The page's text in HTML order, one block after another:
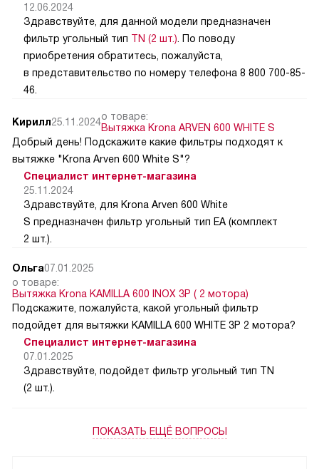
12.06.2024
Здравствуйте, для данной модели предназначен
фильтр угольный тип TN (2 шт.). По поводу
приобретения обратитесь, пожалуйста,
в представительство по номеру телефона 8 800 700-85-
46.
Кирилл25.11.2024о товаре:
Вытяжка Krona ARVEN 600 WHITE S
Добрый день! Подскажите какие фильтры подходят к
вытяжке "Krona Arven 600 White S"?
Специалист интернет-магазина
25.11.2024
Здравствуйте, для Krona Arven 600 White
S предназначен фильтр угольный тип EA (комплект
2 шт.).
Ольга07.01.2025
о товаре:
Вытяжка Krona KAMILLA 600 INOX 3P ( 2 мотора)
Подскажите, пожалуйста, какой угольный фильтр
подойдет для вытяжки KAMILLA 600 WHITE 3P 2 мотора?
Специалист интернет-магазина
07.01.2025
Здравствуйте, подойдет фильтр угольный тип TN
(2 шт.).
ПОКАЗАТЬ ЕЩЁ ВОПРОСЫ